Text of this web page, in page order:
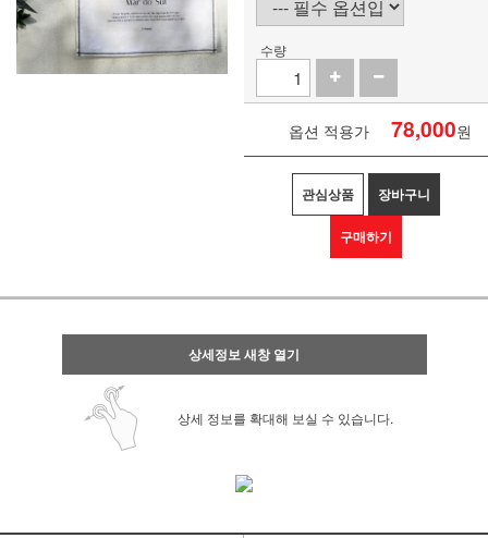
수량
옵션 적용가 78,000원
관심상품 장바구니
구매하기
상세정보 새창 열기
상세 정보를 확대해 보실 수 있습니다.